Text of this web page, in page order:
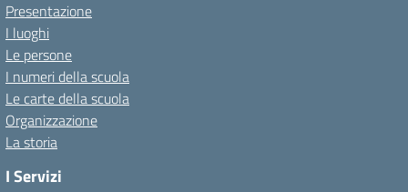
Presentazione
I luoghi
Le persone
I numeri della scuola
Le carte della scuola
Organizzazione
La storia
I Servizi